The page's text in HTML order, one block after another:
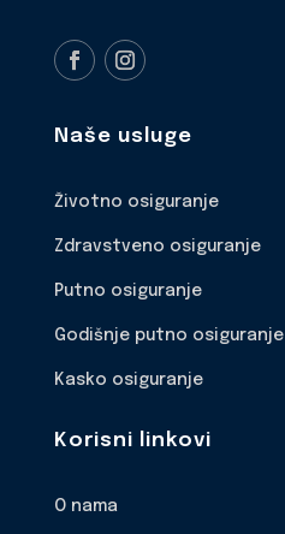
Naše usluge
Životno osiguranje
Zdravstveno osiguranje
Putno osiguranje
Godišnje putno osiguranje
Kasko osiguranje
Korisni linkovi
O nama